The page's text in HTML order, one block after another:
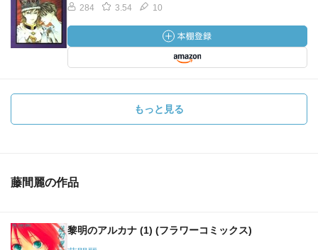
284 3.54 10
もっと見る
藤間麗の作品
黎明のアルカナ (1) (フラワーコミックス)